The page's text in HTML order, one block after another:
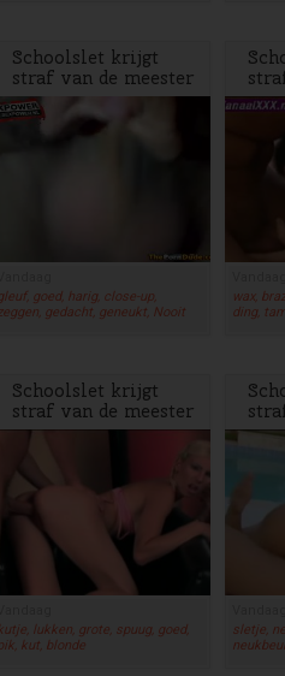
Schoolslet krijgt
straf van de meester
goed, harig, close-up,
gedacht, geneukt, Nooit
wax,
ding,
Schoolslet krijgt
straf van de meester
lukken, grote, spuug, goed,
kut, blonde
sletje,